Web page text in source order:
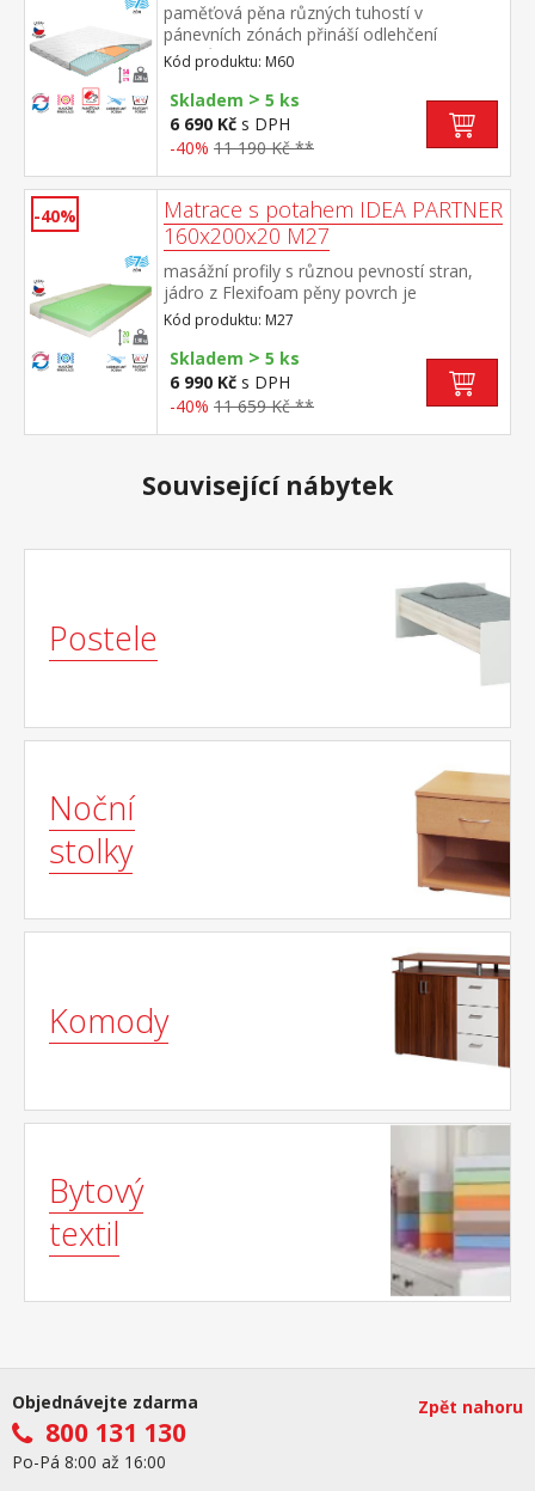
paměťová pěna různých tuhostí v
pánevních zónách přináší odlehčení
kloubům a celému pohybovému aparátu
7zónová anatomická masážní profilace –
velice jemná masáž v průběhu spánku
matrace s Visco systémem rozdílné tuhosti
stran vhodná pro všechny typy roštů potah
nosnost do120 kg
Kód produktu: M60
Skladem > 5 ks
6 690 Kč s DPH
-40% 11 190 Kč **
-40%
Matrace s potahem IDEA PARTNER
160x200x20 M27
masážní profily s různou pevností stran,
jádro z Flexifoam pěny povrch je
vyprofilován do 7 anatomických zón na
obou stranách tvrdá (bílá) a měkká (světle
zelená) strana vhodná pro všechny typy
roštů vhodná pro alergiky, potah
snímatelný a pratelný do 60 °C doporučená
Kód produktu: M27
Skladem > 5 ks
6 990 Kč s DPH
-40% 11 659 Kč **
Související nábytek
Postele
Noční
stolky
Komody
Bytový
textil
Objednávejte zdarma
800 131 130
Po-Pá 8:00 až 16:00
Zpět nahoru